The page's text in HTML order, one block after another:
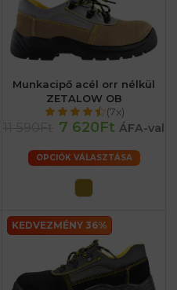
Munkacipő acél orr nélkül
ZETALOW OB
(7x)
7 620Ft ÁFA-val
OPCIÓK VÁLASZTÁSA
KEDVEZMÉNY 36%